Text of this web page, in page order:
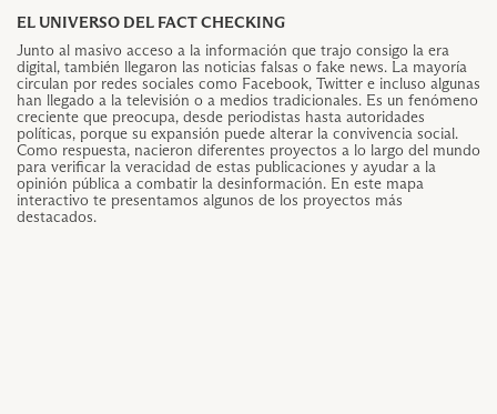
EL UNIVERSO DEL FACT CHECKING
Junto al masivo acceso a la información que trajo consigo la era
digital, también llegaron las noticias falsas o fake news. La mayoría
circulan por redes sociales como Facebook, Twitter e incluso algunas
han llegado a la televisión o a medios tradicionales. Es un fenómeno
creciente que preocupa, desde periodistas hasta autoridades
políticas, porque su expansión puede alterar la convivencia social.
Como respuesta, nacieron diferentes proyectos a lo largo del mundo
para verificar la veracidad de estas publicaciones y ayudar a la
opinión pública a combatir la desinformación. En este mapa
interactivo te presentamos algunos de los proyectos más
destacados.